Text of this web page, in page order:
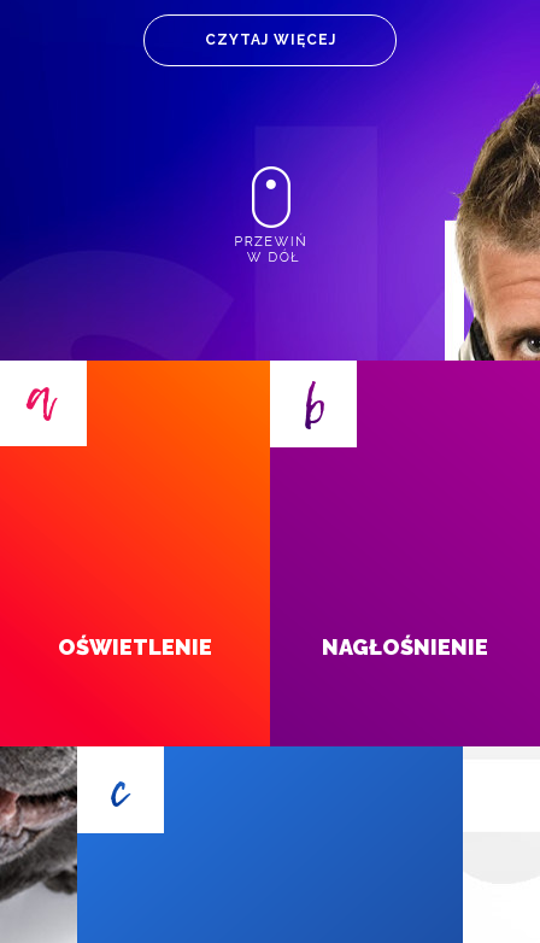
CZYTAJ WIĘCEJ
OŚWIETLENIE NAGŁOŚNIENIE